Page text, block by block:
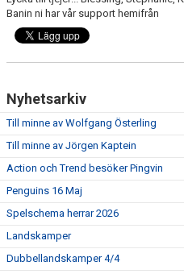
LIU GYMNASIUM-RUGBY
Banin ni har vår support hemifrån
Nyhetsarkiv
Till minne av Wolfgang Österling
Till minne av Jörgen Kaptein
Action och Trend besöker Pingvin
Penguins 16 Maj
Spelschema herrar 2026
Landskamper
Dubbellandskamper 4/4